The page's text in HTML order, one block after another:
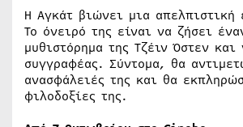
Η Αγκάτ βιώνει μια απελπιστική
Το όνειρό της είναι να ζήσει
μυθιστόρημα της Τζέιν Όστεν και
συγγραφέας. Σύντομα, θα
ανασφάλειές της και θα
φιλοδοξίες της.